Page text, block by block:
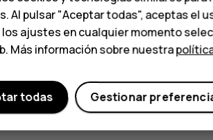
Al pulsar "Aceptar todas", aceptas el
los ajustes en cualquier momento
Más información sobre nuestra
Gestionar
todas